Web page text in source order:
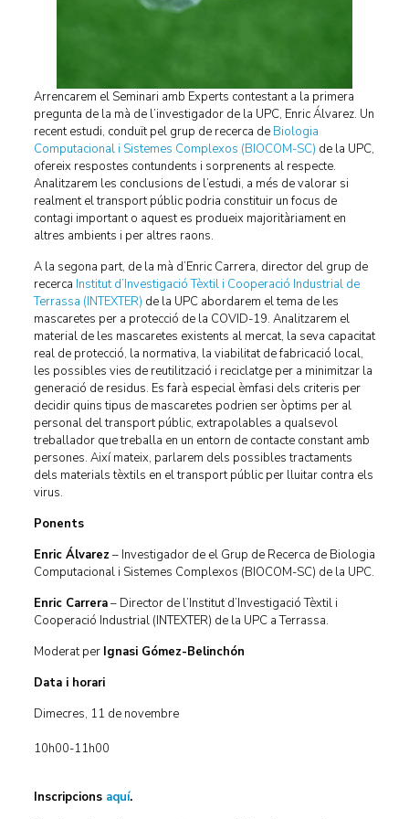
Arrencarem el Seminari amb Experts contestant a la primera
pregunta de la mà de l’investigador de la UPC, Enric Álvarez. Un
recent estudi, conduït pel grup de recerca de Biologia
Computacional i Sistemes Complexos (BIOCOM-SC) de la UPC,
ofereix respostes contundents i sorprenents al respecte.
Analitzarem les conclusions de l’estudi, a més de valorar si
realment el transport públic podria constituir un focus de
contagi important o aquest es produeix majoritàriament en
altres ambients i per altres raons.
A la segona part, de la mà d’Enric Carrera, director del grup de
recerca Institut d’Investigació Tèxtil i Cooperació Industrial de
Terrassa (INTEXTER) de la UPC abordarem el tema de les
mascaretes per a protecció de la COVID-19. Analitzarem el
material de les mascaretes existents al mercat, la seva capacitat
real de protecció, la normativa, la viabilitat de fabricació local,
les possibles vies de reutilització i reciclatge per a minimitzar la
generació de residus. Es farà especial èmfasi dels criteris per
decidir quins tipus de mascaretes podrien ser òptims per al
personal del transport públic, extrapolables a qualsevol
treballador que treballa en un entorn de contacte constant amb
persones. Així mateix, parlarem dels possibles tractaments
dels materials tèxtils en el transport públic per lluitar contra els
virus.
Ponents
Enric Álvarez – Investigador de el Grup de Recerca de Biologia
Computacional i Sistemes Complexos (BIOCOM-SC) de la UPC.
Enric Carrera– Director de l’Institut d’Investigació Tèxtil i
Cooperació Industrial (INTEXTER) de la UPC a Terrassa.
Moderat per Ignasi Gómez-Belinchón
Data i horari
Dimecres, 11 de novembre
10h00-11h00
Inscripcions aquí.